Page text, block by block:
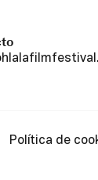
Política de